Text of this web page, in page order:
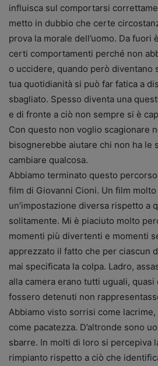
influisca sul comportarsi
metto in dubbio che certe
prova la morale dell’uomo. Da
certi comportamenti perché non
o uccidere, quando però diventano
tua quotidianità si può far fatica a
sbagliato. Spesso diventa una
e di fronte a ciò non sempre si è
Con questo non voglio scagionare
bisognerebbe aiutare chi non ha le
cambiare qualcosa.
Abbiamo terminato questo
film di Giovanni Cioni. Un film
un’impostazione diversa rispetto a
solitamente. Mi è piaciuto molto
momenti più divertenti e momenti
apprezzato il fatto che per ciascun
mai specificata la colpa. Ladro,
alla camera erano tutti uguali,
fossero detenuti non
Abbiamo visto sorrisi come
come pacatezza. D’altronde sono
sbarre. In molti di loro si percepiva
rimpianto rispetto a ciò che